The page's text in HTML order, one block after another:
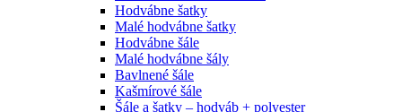
Hodvábne šatky
Malé hodvábne šatky
Hodvábne šále
Malé hodvábne šály
Bavlnené šále
Kašmírové šále
Šále a šatky – hodváb + polyester